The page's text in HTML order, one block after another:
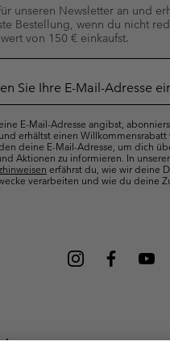
unseren Newsletter an und
Bestellung, wenn du nicht
von 150 € einkaufst.
E-Mail-Adresse angibst,
erhältst einen Willkommensrabatt
deine E-Mail-Adresse, um dich
Aktionen zu informieren. In
erfährst du, wie wir deine
verarbeiten und wie du deine